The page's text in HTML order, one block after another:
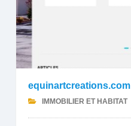
equinartcreations.com
IMMOBILIER ET HABITAT